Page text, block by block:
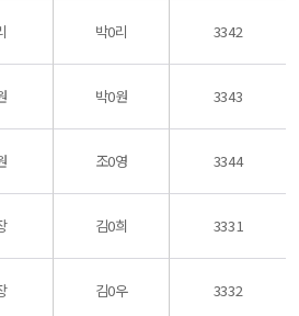
박0리 3342
박0원 3343
조0영 3344
김0희 3331
김0우 3332